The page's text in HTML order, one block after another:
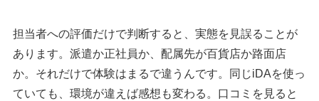
担当者への評価だけで判断すると、実態を見誤ることが
あります。派遣か正社員か、配属先が百貨店か路面店
か。それだけで体験はまるで違うんです。同じiDAを使っ
ていても、環境が違えば感想も変わる。口コミを見ると